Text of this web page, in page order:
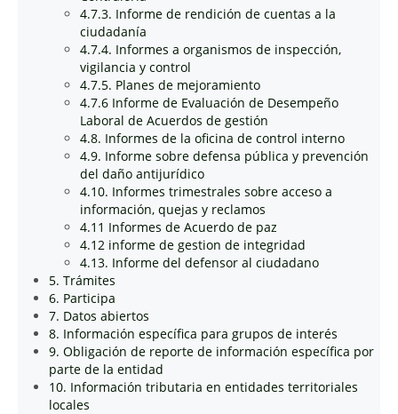
4.7.3. Informe de rendición de cuentas a la
ciudadanía
4.7.4. Informes a organismos de inspección,
vigilancia y control
4.7.5. Planes de mejoramiento
4.7.6 Informe de Evaluación de Desempeño
Laboral de Acuerdos de gestión
4.8. Informes de la oficina de control interno
4.9. Informe sobre defensa pública y prevención
del daño antijurídico
4.10. Informes trimestrales sobre acceso a
información, quejas y reclamos
4.11 Informes de Acuerdo de paz
4.12 informe de gestion de integridad
4.13. Informe del defensor al ciudadano
5. Trámites
6. Participa
7. Datos abiertos
8. Información específica para grupos de interés
9. Obligación de reporte de información específica por
parte de la entidad
10. Información tributaria en entidades territoriales
locales